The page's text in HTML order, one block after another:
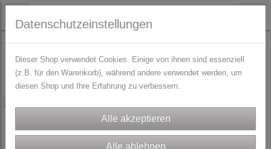
STOFFE Dirndl/Trachtenstoffe
Datenschutzeinstellungen
Dieser Shop verwendet Cookies. Einige von ihnen sind essenziell
(z.B. für den Warenkorb), während andere verwendet werden, um
diesen Shop und Ihre Erfahrung zu verbessern.